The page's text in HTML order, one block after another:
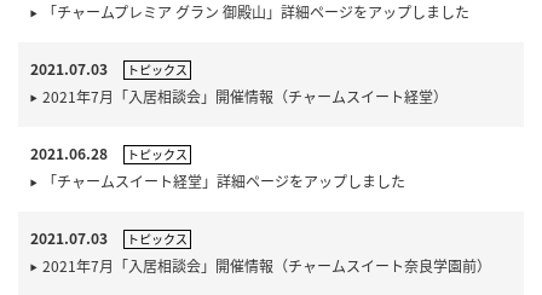
「チャームプレミア グラン 御殿山」詳細ページをアップしました
2021.07.03 トピックス
2021年7月「入居相談会」開催情報（チャームスイート経堂）
2021.06.28 トピックス
「チャームスイート経堂」詳細ページをアップしました
2021.07.03 トピックス
2021年7月「入居相談会」開催情報（チャームスイート奈良学園前）